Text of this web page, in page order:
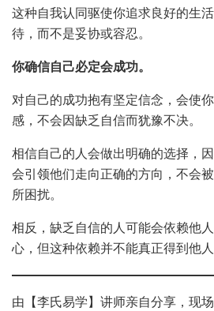
这种自我认同驱使你追求良好的生
待，而不是妥协或容忍。
你确信自己必定会成功。
对自己的成功抱有坚定信念，会使
感，不会因缺乏自信而犹豫不决。
相信自己的人会做出明确的选择，
会引领他们走向正确的方向，不会
所困扰。
相反，缺乏自信的人可能会依赖他
心，但这种依赖并不能真正得到他人
由【李氏易学】讲师亲自分享，现